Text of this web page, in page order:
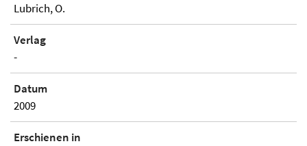
Lubrich, O.
Verlag
-
Datum
2009
Erschienen in